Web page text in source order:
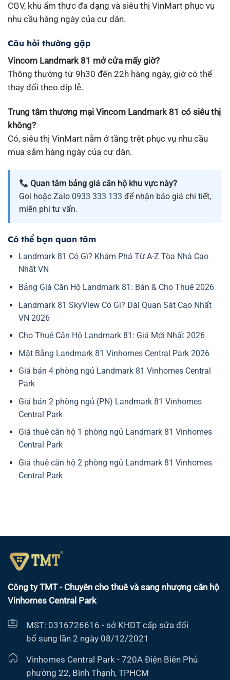
CGV, khu ẩm thực đa dạng và siêu thị VinMart phục vụ
nhu cầu hàng ngày của cư dân.
Câu hỏi thường gặp
Vincom Landmark 81 mở cửa mấy giờ?
Thông thường từ 9h30 đến 22h hàng ngày, giờ có thể
thay đổi theo dịp lễ.
Trung tâm thương mại Vincom Landmark 81 có siêu thị
không?
Có, siêu thị VinMart nằm ở tầng trệt phục vụ nhu cầu
mua sắm hàng ngày của cư dân.
Quan tâm bảng giá căn hộ khu vực này?
Gọi hoặc Zalo 0933 333 133 để nhận báo giá chi tiết,
miễn phí tư vấn.
Có thể bạn quan tâm
Landmark 81 Có Gì? Khám Phá Từ A-Z Tòa Nhà Cao
Nhất VN
Bảng Giá Căn Hộ Landmark 81: Bán & Cho Thuê 2026
Landmark 81 SkyView Có Gì? Đài Quan Sát Cao Nhất
VN 2026
Cho Thuê Căn Hộ Landmark 81: Giá Mới Nhất 2026
Mặt Bằng Landmark 81 Vinhomes Central Park 2026
Giá bán 4 phòng ngủ Landmark 81 Vinhomes Central
Park
Giá bán 2 phòng ngủ (PN) Landmark 81 Vinhomes
Central Park
Giá thuê căn hộ 1 phòng ngủ Landmark 81 Vinhomes
Central Park
Giá thuê căn hộ 2 phòng ngủ Landmark 81 Vinhomes
Central Park
Công ty TMT - Chuyên cho thuê và sang nhượng căn hộ
Vinhomes Central Park
MST: 0316726616 - sở KHDT cấp sửa đổi
bổ sung lần 2 ngày 08/12/2021
Vinhomes Central Park - 720A Điện Biên Phủ
phường 22, Bình Thạnh, TPHCM